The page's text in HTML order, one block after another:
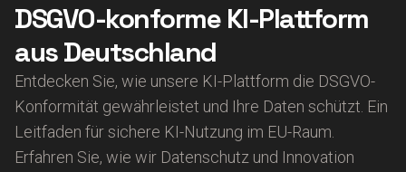
DSGVO-konforme KI-Plattform
aus Deutschland
Entdecken Sie, wie unsere KI-Plattform die DSGVO-
Konformität gewährleistet und Ihre Daten schützt. Ein
Leitfaden für sichere KI-Nutzung im EU-Raum.
Erfahren Sie, wie wir Datenschutz und Innovation